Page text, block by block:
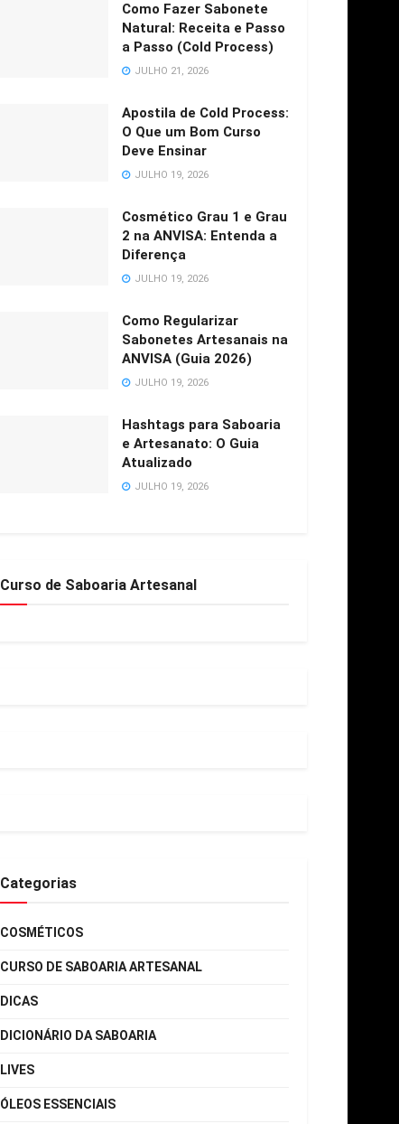
Como Fazer Sabonete
Natural: Receita e Passo
a Passo (Cold Process)
JULHO 21, 2026
Apostila de Cold Process:
O Que um Bom Curso
Deve Ensinar
JULHO 19, 2026
Cosmético Grau 1 e Grau
2 na ANVISA: Entenda a
Diferença
JULHO 19, 2026
Como Regularizar
Sabonetes Artesanais na
ANVISA (Guia 2026)
JULHO 19, 2026
Hashtags para Saboaria
e Artesanato: O Guia
Atualizado
JULHO 19, 2026
Curso de Saboaria Artesanal
Categorias
COSMÉTICOS
CURSO DE SABOARIA ARTESANAL
DICAS
DICIONÁRIO DA SABOARIA
LIVES
ÓLEOS ESSENCIAIS